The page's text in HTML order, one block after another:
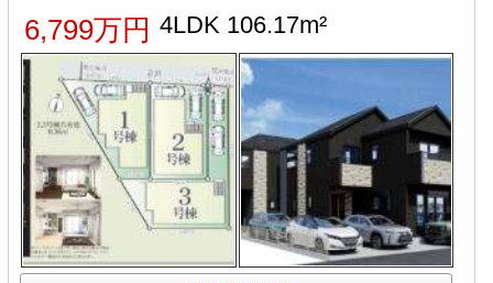
6,799万円 4LDK 106.17m²